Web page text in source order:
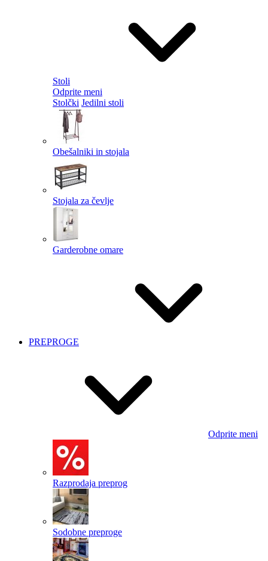
Stoli
Odprite meni
Stolčki Jedilni stoli
Obešalniki in stojala
Stojala za čevlje
Garderobne omare
PREPROGE
Odprite meni
Razprodaja preprog
Sodobne preproge